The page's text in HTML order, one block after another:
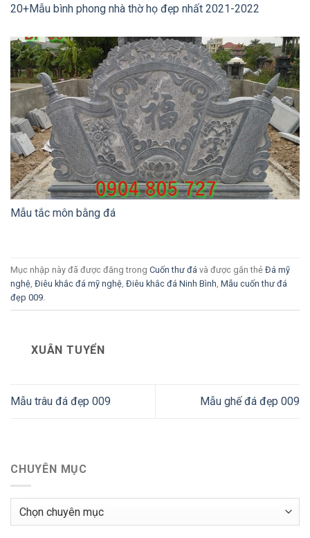
20+Mẫu bình phong nhà thờ họ đẹp nhất 2021-2022
Mẫu tắc môn bằng đá
Mục nhập này đã được đăng trong Cuốn thư đá và được gắn thẻ Đá mỹ
nghệ Điêu khắc đá mỹ nghệ Điêu khắc đá Ninh Bình Mẫu cuốn thư đá
đẹp 009
XUÂN TUYỂN
Mẫu trâu đá đẹp 009 Mẫu ghế đá đẹp 009
CHUYÊN MỤC
Chuyên